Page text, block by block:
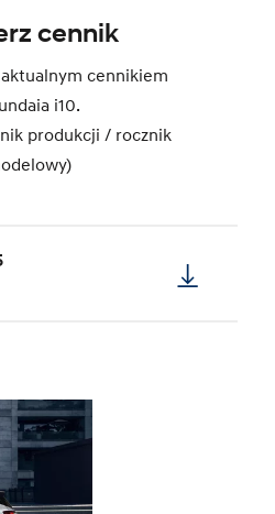
cennik
cennikiem
i10.
produkcji / rocznik